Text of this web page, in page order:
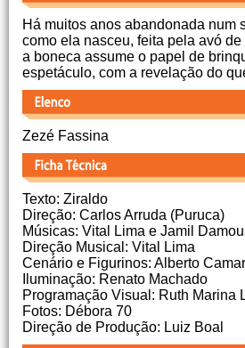
Há muitos anos abandonada num
como ela nasceu, feita pela avó
a boneca assume o papel de
espetáculo, com a revelação do
Zezé Fassina
Texto: Ziraldo
Direção: Carlos Arruda (Puruca)
Músicas: Vital Lima e Jamil
Direção Musical: Vital Lima
Cenário e Figurinos: Alberto
Iluminação: Renato Machado
Programação Visual: Ruth Marina
Fotos: Débora 70
Direção de Produção: Luiz Boal